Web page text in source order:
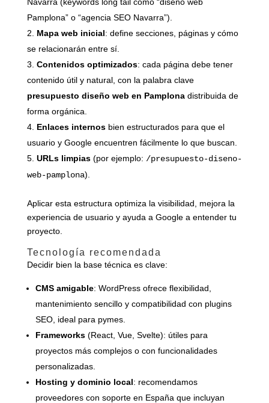
Pamplona” o “agencia SEO Navarra”).
Mapa web inicial: define secciones, páginas y cómo
se relacionarán entre sí.
Contenidos optimizados: cada página debe tener
contenido útil y natural, con la palabra clave
presupuesto diseño web en Pamplonadistribuida de
forma orgánica.
Enlaces internosbien estructurados para que el
usuario y Google encuentren fácilmente lo que buscan.
URLs limpias(por ejemplo: /presupuesto-diseno-
web-pamplona).
Aplicar esta estructura optimiza la visibilidad, mejora la
experiencia de usuario y ayuda a Google a entender tu
proyecto.
Tecnología recomendada
Decidir bien la base técnica es clave:
CMS amigable: WordPress ofrece flexibilidad,
mantenimiento sencillo y compatibilidad con plugins
SEO, ideal para pymes.
Frameworks(React, Vue, Svelte): útiles para
proyectos más complejos o con funcionalidades
personalizadas.
Hosting y dominio local: recomendamos
proveedores con soporte en España que incluyan